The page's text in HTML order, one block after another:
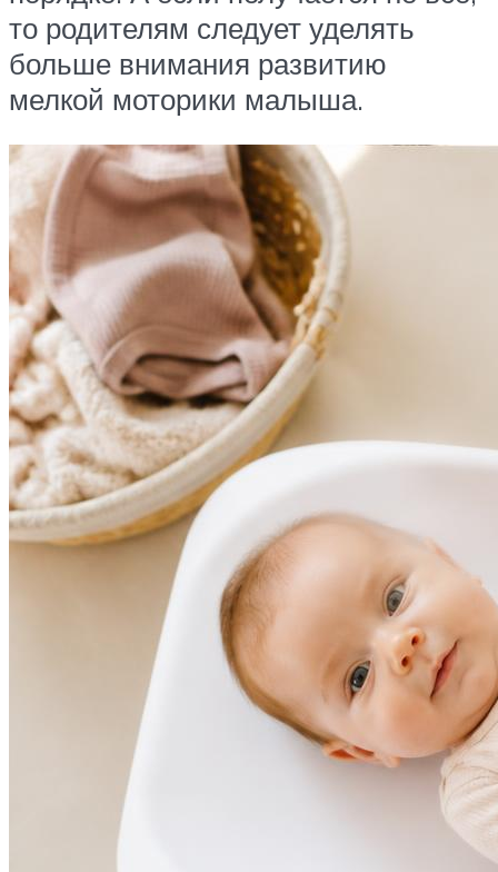
то родителям следует уделять
больше внимания развитию
мелкой моторики малыша.